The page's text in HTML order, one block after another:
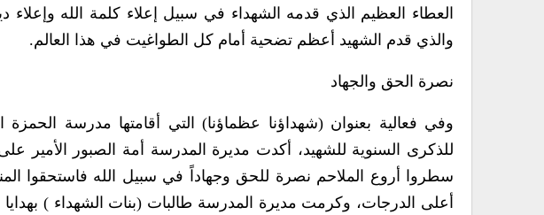
العطاء العظيم الذي قدمه الشهداء في سبيل إعلاء كلمة الله
والذي قدم الشهيد أعظم تضحية أمام كل الطواغيت في هذا العالم.
نصرة الحق والجهاد
وفي فعالية بعنوان (شهداؤنا عظماؤنا) التي أقامتها مدرسة الحمزة
للذكرى السنوية للشهيد، أكدت مديرة المدرسة أمة الصبور الأمير
سطروا أروع الملاحم نصرة للحق وجهاداً في سبيل الله فاستحقوا
أعلى الدرجات، وكرمت مديرة المدرسة طالبات (بنات الشهداء )